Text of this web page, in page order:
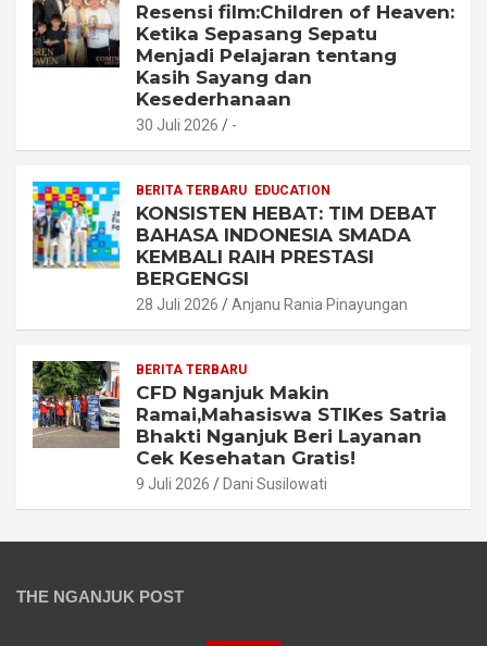
Resensi film:Children of Heaven:
Ketika Sepasang Sepatu
Menjadi Pelajaran tentang
Kasih Sayang dan
Kesederhanaan
30 Juli 2026 -
BERITA TERBARU EDUCATION
KONSISTEN HEBAT: TIM DEBAT
BAHASA INDONESIA SMADA
KEMBALI RAIH PRESTASI
BERGENGSI
28 Juli 2026 Anjanu Rania Pinayungan
BERITA TERBARU
CFD Nganjuk Makin
Ramai,Mahasiswa STIKes Satria
Bhakti Nganjuk Beri Layanan
Cek Kesehatan Gratis!
9 Juli 2026 Dani Susilowati
THE NGANJUK POST